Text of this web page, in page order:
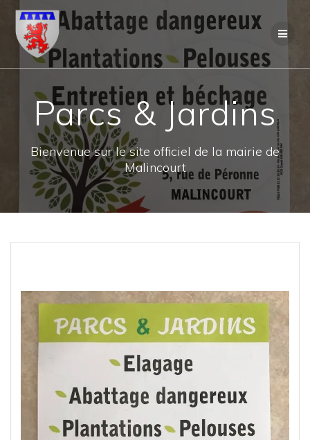
Skip
to
Parcs & Jardins
Bienvenue sur le site officiel de la mairie de
Malincourt